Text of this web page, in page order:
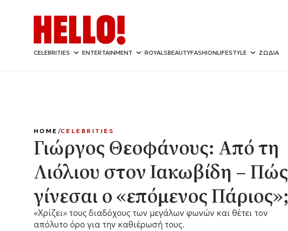
CELEBRITIES ENTERTAINMENT ROYALSBEAUTYFASHIONLIFESTYLE ΖΩΔΙΑ
HOME CELEBRITIES
Γιώργος Θεοφάνους: Από τη
Λιόλιου στον Ιακωβίδη – Πώς
γίνεσαι ο «επόμενος Πάριος»;
«Xρίζει» τους διαδόχους των μεγάλων φωνών και θέτει τον
απόλυτο όρο για την καθιέρωσή τους.